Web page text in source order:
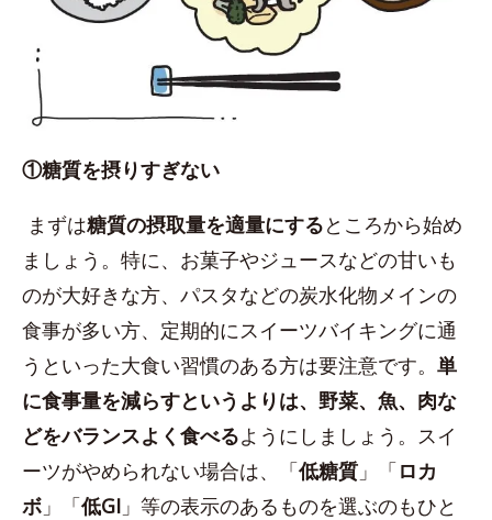
①糖質を摂りすぎない
まずは糖質の摂取量を適量にするところから始め
ましょう。特に、お菓子やジュースなどの甘いも
のが大好きな方、パスタなどの炭水化物メインの
食事が多い方、定期的にスイーツバイキングに通
うといった大食い習慣のある方は要注意です。 単
に食事量を減らすというよりは、野菜、魚、肉な
どをバランスよく食べるようにしましょう。スイ
ーツがやめられない場合は、「低糖質 」「ロカ
ボ 」「低GI 」等の表示のあるものを選ぶのもひと